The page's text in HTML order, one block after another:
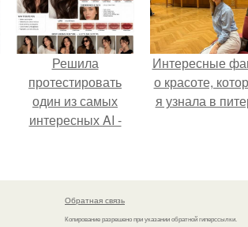
Решила
протестировать
один из самых
интересных AI -
Интересные
о красоте,
я узнала в
Обратная связь
Копирование разрешено при указании обратной гиперссылки.